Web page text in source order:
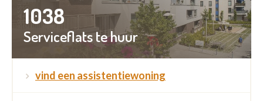
1038
Serviceflats te huur
vind een assistentiewoning